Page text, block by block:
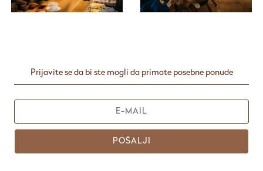
Prijavite se da bi ste mogli da primate posebne ponude
POŠALJI